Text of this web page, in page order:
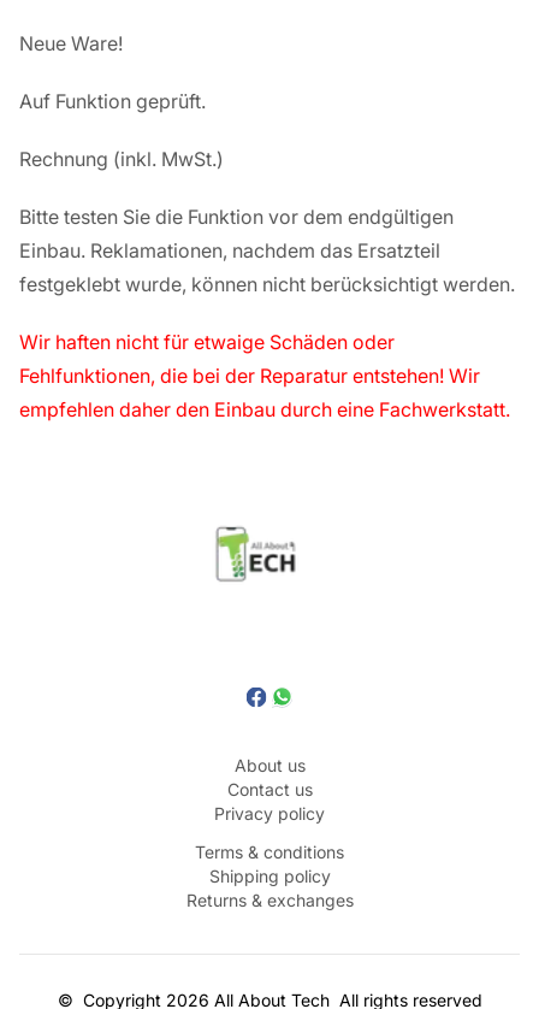
Neue Ware!
Auf Funktion geprüft.
Rechnung (inkl. MwSt.)
Bitte testen Sie die Funktion vor dem endgültigen
Einbau. Reklamationen, nachdem das Ersatzteil
festgeklebt wurde, können nicht berücksichtigt werden.
Wir haften nicht für etwaige Schäden oder
Fehlfunktionen, die bei der Reparatur entstehen! Wir
empfehlen daher den Einbau durch eine Fachwerkstatt.
About us
Contact us
Privacy policy
Terms & conditions
Shipping policy
Returns & exchanges
© Copyright 2026 All About Tech All rights reserved